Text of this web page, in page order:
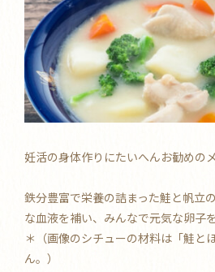
妊活の身体作りにたいへんお勧めの
鉄分豊富で栄養の詰まった鮭と帆立
な血液を補い、みんなで元気な卵子
＊（画像のシチューの材料は「鮭と
ん。）